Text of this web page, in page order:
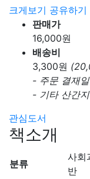
크게보기 공유하기
판매가
16,000원
배송비
3,300원
- 주문 결재
- 기타 산간
관심도서
책소개
분류
사회
반